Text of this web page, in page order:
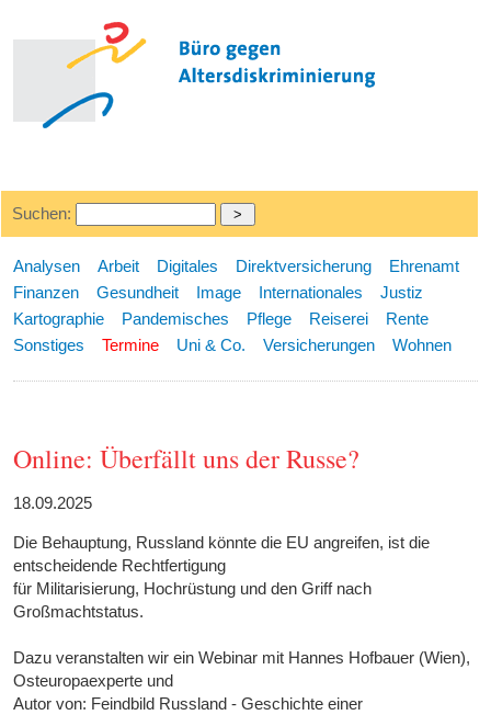
Suchen:
Analysen Arbeit Digitales Direktversicherung
Ehrenamt
Finanzen
Gesundheit Image Internationales
Justiz
Kartographie
Pandemisches Pflege Reiserei
Rente
Sonstiges
Termine Uni & Co. Versicherungen Wohnen
Online: Überfällt uns der Russe?
18.09.2025
Die Behauptung, Russland könnte die EU angreifen, ist die
entscheidende Rechtfertigung
für Militarisierung, Hochrüstung und den Griff nach
Großmachtstatus.
Dazu veranstalten wir ein Webinar mit Hannes Hofbauer (Wien),
Osteuropaexperte und
Autor von: Feindbild Russland - Geschichte einer